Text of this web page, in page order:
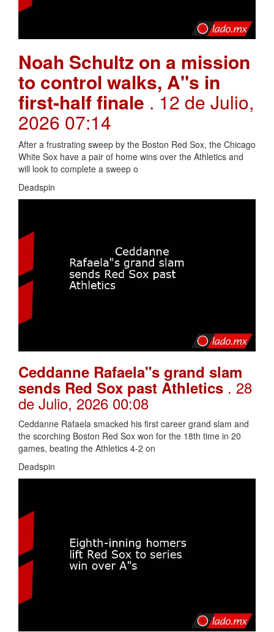
Noah Schultz on a mission
to control walks, A"s in
first-half finale . 12 de Julio,
2026 07:14
After a frustrating sweep by the Boston Red Sox, the Chicago
White Sox have a pair of home wins over the Athletics and
will look to complete a sweep o
Deadspin
Ceddanne Rafaela"s grand slam
sends Red Sox past Athletics . 28
de Julio, 2026 00:08
Ceddanne Rafaela smacked his first career grand slam and
the scorching Boston Red Sox won for the 18th time in 20
games, beating the Athletics 4-2 on
Deadspin